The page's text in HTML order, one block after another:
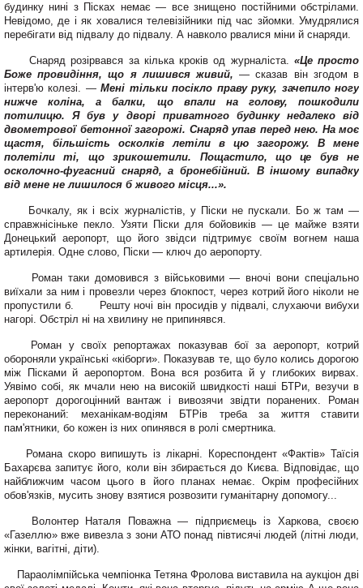
будинку нині з Пісках немає — все знищено постійними обстрілами.
Невідомо, де і як ховалися телевізійники під час зйомки. Умудряли­ся
перебігати від підвалу до підвалу. А навколо рвалися міни й снаряди.
Снаряд розірвався за кілька кроків од журналіста. «Це просто
Боже провидіння, що я лишився живий,— сказав він згодом в
інтерв'ю колезі. —Мені тільки посікло праву руку, заче­пило ногу
нижче коліна, а балки, що впали на голо­ву, пошкодили
потилицю. Я був у дворі приватно­го будинку недалеко від
двометрової бетонної загорожі. Снаряд упав пе­ред нею. На моє
щастя, більшість осколків летіли в цю загорожу. В мене
полетіли ті, що зрикоше­тили. Пощастило, що це був не
осколочно-фугас­ний снаряд, а бронебійний. В іншому випадку
від мене не лишилося б живого місця...».
Бочкалу, як і всіх журналістів, у Піски не пускали. Бо ж там —
справжнісіньке пек­ло. Узяти Піски для бойовиків — це майже взяти
Донець­кий аеропорт, що його звідси підтримує своїм вогнем наша
артилерія. Одне слово, Піски — ключ до аеропорту.
Роман таки домовився з військовими — вночі вони спеціально
виїхали за ним і провезли через блокпост, через котрий його ніколи не
пропустили б. Решту ночі він просидів у підвалі, слухаючи вибухи
нагорі. Обстріл ні на хвилину не припинявся.
Роман у своїх репортажах показував бої за аеропорт, котрий
обороняли українські «кіборги». Показував те, що було колись дорогою
між Пісками й аеропортом. Вона вся розбита й у глибоких вирвах.
Уявімо собі, як мча­ли нею на високій швидкості наші БТРи, везучи в
аеропорт дорогоцінний вантаж і виво­зячи звідти поранених. Ро­ман
переконаний: механікам-водіям БТРів треба за життя ставити
пам'ятники, бо кожен із них опинявся в ролі смер­тника.
Романа скоро випишуть із лікарні. Кореспондент «Фактів» Таїсія
Бахарєва запитує його, коли він збирається до Києва. Відповідає, що
найближчим часом цього в його планах немає. Окрім професійних
обов'язків, му­сить знову взятися розвозити гуманітарну допомогу...
Волонтер Наталя Поваж­на — підприємець із Харкова, своєю
«Газеллю» вже вивез­ла з зони АТО понад півтисячі людей (літні люди,
жінки, вагітні, діти).
Параолімпійська чемпіонка Тетяна Фролова вистави­ла на аукціон дві